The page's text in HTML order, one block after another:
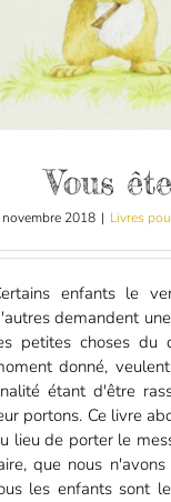
Vous
novembre 2018 | Livres
enfants le
demandent
petites choses du
donné,
étant d'être
portons. Ce livre
lieu de porter le
que nous
les enfants sont